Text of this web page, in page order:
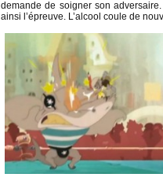
demande de soigner son adversaire.
ainsi l’épreuve. L’alcool coule de